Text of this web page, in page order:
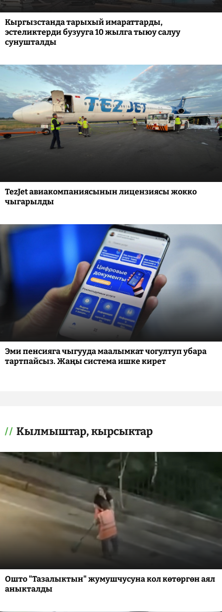
Кыргызстанда тарыхый имараттарды,
эстеликтерди бузууга 10 жылга тыюу салуу
сунушталды
TezJet авиакомпаниясынын лицензиясы жокко
чыгарылды
Эми пенсияга чыгууда маалымкат чогултуп убара
тартпайсыз. Жаңы система ишке кирет
Кылмыштар, кырсыктар
Ошто "Тазалыктын" жумушчусуна кол көтөргөн аял
аныкталды